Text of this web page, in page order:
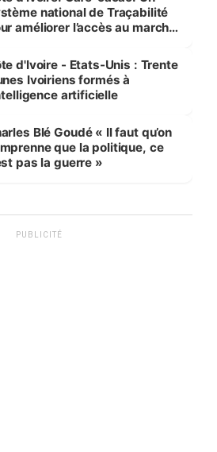
national de Traçabilité
améliorer l’accès au marché
d'Ivoire - Etats-Unis : Trente
Ivoiriens formés à
artificielle
Blé Goudé « Il faut qu’on
que la politique, ce
pas la guerre »
PUBLICITÉ